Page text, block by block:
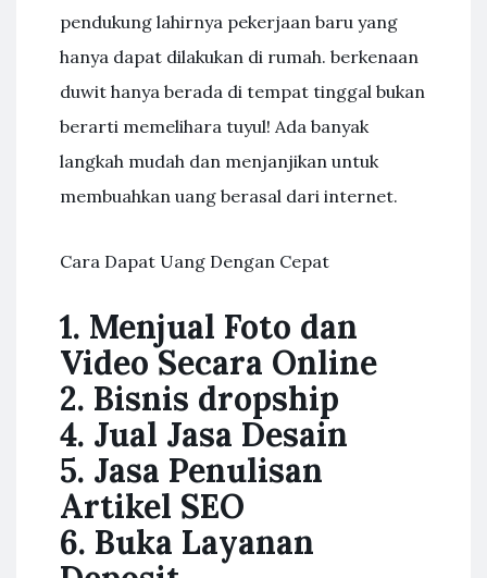
pendukung lahirnya pekerjaan baru yang
hanya dapat dilakukan di rumah. berkenaan
duwit hanya berada di tempat tinggal bukan
berarti memelihara tuyul! Ada banyak
langkah mudah dan menjanjikan untuk
membuahkan uang berasal dari internet.
Cara Dapat Uang Dengan Cepat
1. Menjual Foto dan
Video Secara Online
2. Bisnis dropship
4. Jual Jasa Desain
5. Jasa Penulisan
Artikel SEO
6. Buka Layanan